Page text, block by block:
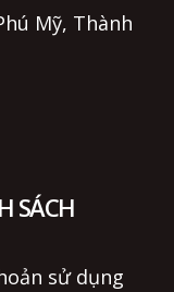
Mỹ, Thành
SÁCH
sử dụng